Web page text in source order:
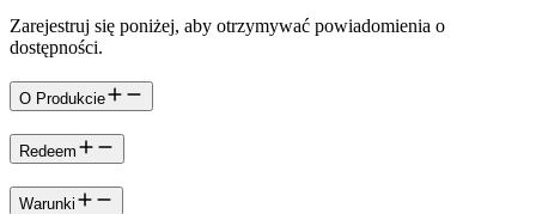
Zarejestruj się poniżej, aby otrzymywać powiadomienia o
dostępności.
O Produkcie
Redeem
Warunki